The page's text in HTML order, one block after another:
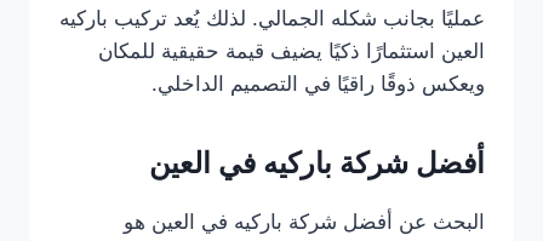
عمليًا بجانب شكله الجمالي. لذلك يُعد تركيب باركيه
العين استثمارًا ذكيًا يضيف قيمة حقيقية للمكان
ويعكس ذوقًا راقيًا في التصميم الداخلي.
أفضل شركة باركيه في العين
البحث عن أفضل شركة باركيه في العين هو